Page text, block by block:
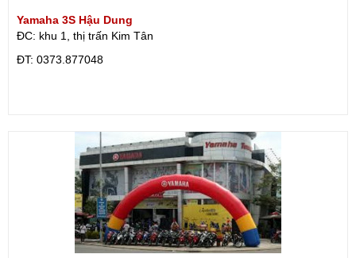
Yamaha 3S Hậu Dung
ĐC: khu 1, thị trấn Kim Tân
ÐT: 0373.877048